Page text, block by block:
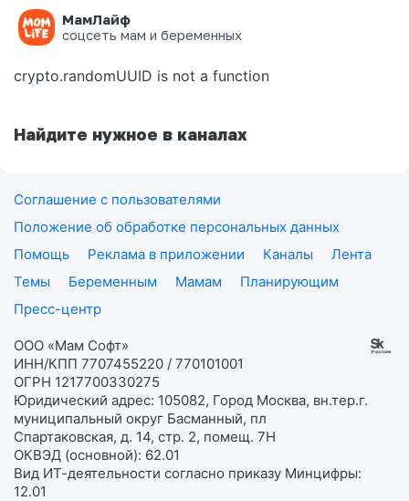
МамЛайф
соцсеть мам и беременных
Ошибка на странице
crypto.randomUUID is not a function
Найдите нужное в каналах
Соглашение с пользователями
Положение об обработке персональных данных
Помощь
Реклама в приложении Каналы
Лента
Темы
Беременным Мамам
Планирующим
Пресс-центр
ООО «Мам Софт»
ИНН/КПП 7707455220 / 770101001
ОГРН 1217700330275
Юридический адрес: 105082, Город Москва, вн.тер.г.
муниципальный округ Басманный, пл
Спартаковская, д. 14, стр. 2, помещ. 7Н
ОКВЭД (основной): 62.01
Вид ИТ-деятельности согласно приказу Минцифры:
12.01